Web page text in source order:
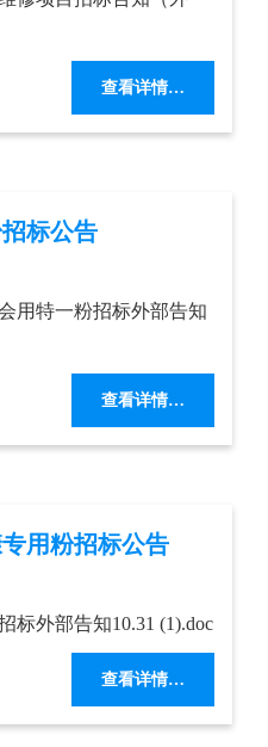
查看详情…
标公告
用特一粉招标外部告知
查看详情…
用粉招标公告
标外部告知10.31 (1).doc
查看详情…